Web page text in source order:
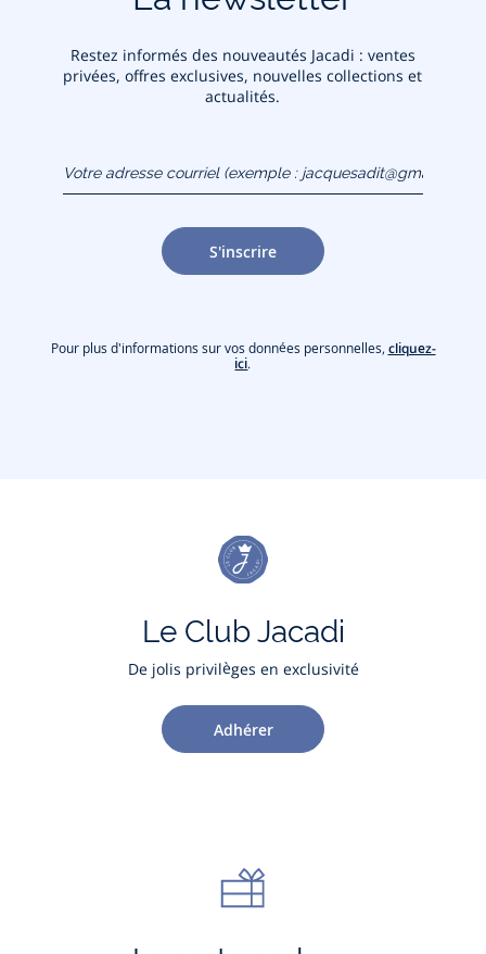
Restez informés des nouveautés Jacadi : ventes
privées, offres exclusives, nouvelles collections et
actualités.
(exemple :
jacquesadit@gmail.com)
S'inscrire
Pour plus d'informations sur vos données personnelles, cliquez-
ici.
Le Club Jacadi
De jolis privilèges en exclusivité
Adhérer